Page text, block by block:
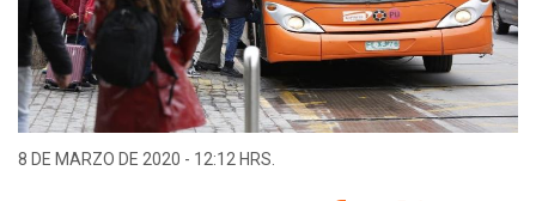
8 DE MARZO DE 2020 - 12:12 HRS.